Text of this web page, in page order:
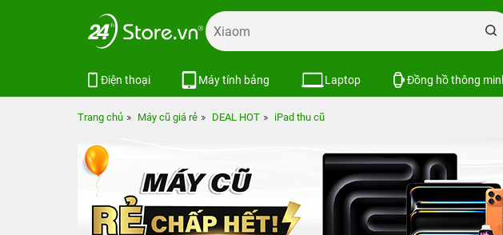
Điện thoại Máy tính bảng Laptop Đồng hồ thông
Trang chủ Máy cũ giá rẻ DEAL HOT iPad thu cũ